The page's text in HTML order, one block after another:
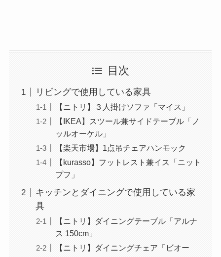
目次
リビングで使用している家具
【ニトリ】３人掛けソファ「マイス」
【IKEA】スツール兼サイドテーブル「ノ
ッルオーケル」
【楽天市場】1点吊チェアハンモック
【kurasso】フットレスト兼イス「ニット
プフ」
キッチンとダイニングで使用している家
具
【ニトリ】ダイニングテーブル「アルナ
ス 150cm」
【ニトリ】ダイニングチェア「ビオー